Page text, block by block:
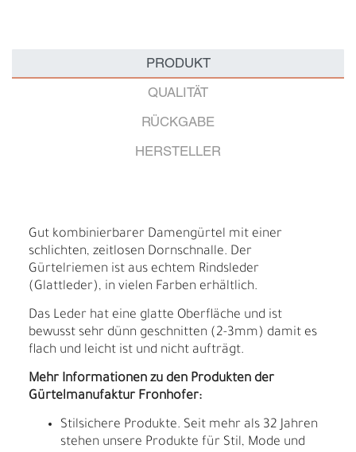
PRODUKT
QUALITÄT
RÜCKGABE
HERSTELLER
Gut kombinierbarer Damengürtel mit einer
schlichten, zeitlosen Dornschnalle. Der
Gürtelriemen ist aus echtem Rindsleder
(Glattleder), in vielen Farben erhältlich.
Das Leder hat eine glatte Oberfläche und ist
bewusst sehr dünn geschnitten (2-3mm) damit es
flach und leicht ist und nicht aufträgt.
Mehr Informationen zu den Produkten der
Gürtelmanufaktur Fronhofer:
Stilsichere Produkte. Seit mehr als 32 Jahren
stehen unsere Produkte für Stil, Mode und